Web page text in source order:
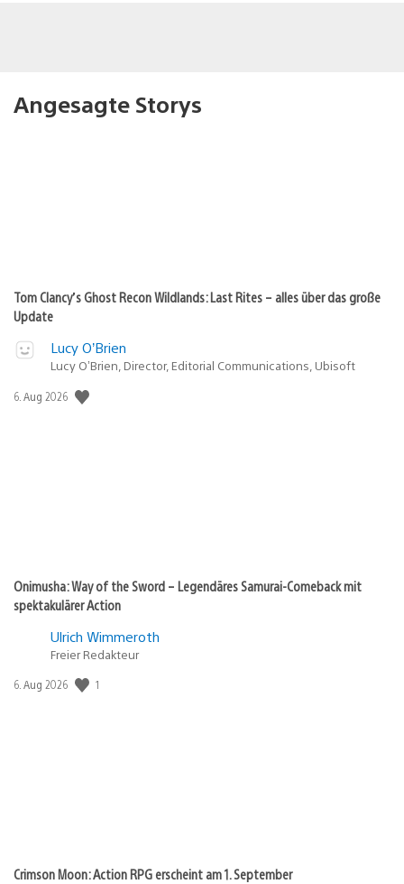
Angesagte Storys
Tom Clancy’s Ghost Recon Wildlands: Last Rites – alles über das große
Update
Lucy O’Brien
Lucy O’Brien, Director, Editorial Communications, Ubisoft
Veröffentlichungsdatum:
6. Aug 2026
Onimusha: Way of the Sword – Legendäres Samurai-Comeback mit
spektakulärer Action
Ulrich Wimmeroth
Freier Redakteur
Veröffentlichungsdatum:
6. Aug 2026 1
Crimson Moon: Action RPG erscheint am 1. September